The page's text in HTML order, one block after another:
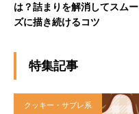
は？詰まりを解消してスムー
ズに描き続けるコツ
特集記事
クッキー・サブレ系